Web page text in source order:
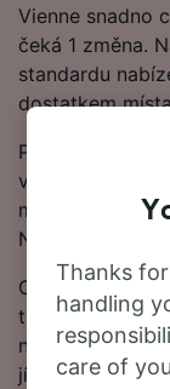
Vienne snadno
čeká 1 změna.
standardu
dostatkem
Použijte náš
vyhledání
můžete ušetřit
Nancy, pokud si
Chcete si
třeba čekat,
nejprve chcete
jízdní řády, tipy
Thanks
handling
care of